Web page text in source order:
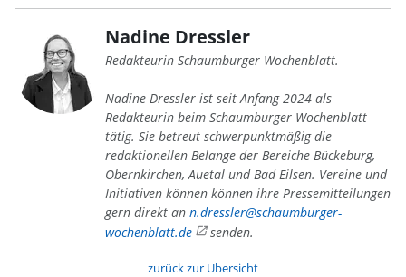
Nadine Dressler
Redakteurin Schaumburger Wochenblatt.
Nadine Dressler ist seit Anfang 2024 als
Redakteurin beim Schaumburger Wochenblatt
tätig. Sie betreut schwerpunktmäßig die
redaktionellen Belange der Bereiche Bückeburg,
Obernkirchen, Auetal und Bad Eilsen. Vereine und
Initiativen können können ihre Pressemitteilungen
gern direkt an n.dressler@schaumburger-
wochenblatt.de
senden.
zurück zur Übersicht